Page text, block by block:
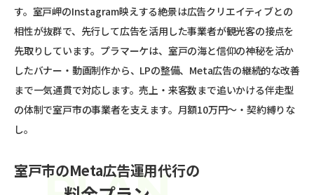
す。室戸岬のInstagram映えする絶景は広告クリエイティブとの
相性が抜群で、先行して広告を活用した事業者が観光客の接点を
先取りしています。プラマーケは、室戸の海と信仰の神秘を活か
したバナー・動画制作から、LPの整備、Meta広告の継続的な改善
まで一気通貫で対応します。売上・来客数まで追いかける伴走型
の体制で室戸市の事業者を支えます。月額10万円〜・契約縛りな
し。
室戸市のMeta広告運用代行の